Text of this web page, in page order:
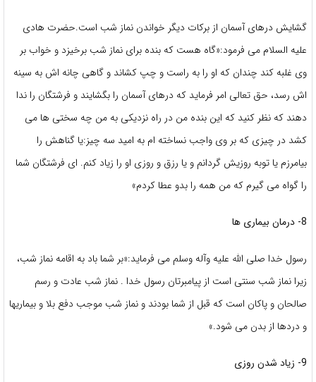
گشایش درهای آسمان از برکات دیگر خواندن نماز شب است.حضرت هادی
علیه السلام می فرمود:«گاه هست که بنده برای نماز شب برخیزد و خواب بر
وی غلبه کند چندان که او را به راست و چپ کشاند و گاهی چانه اش به سینه
اش رسد، حق تعالی امر فرماید که درهای آسمان را بگشایند و فرشتگان را ندا
دهند که نظر کنید که این بنده من در راه نزدیکی به من چه سختی ها می
کشد در چیزی که بر وی واجب نساخته ام به امید سه چیز:یا گناهش را
بیامرزم یا توبه روزیش گردانم و یا رزق و روزی او را زیاد کنم. ای فرشتگان شما
را گواه می گیرم که من همه را بدو عطا کردم»
8- درمان بیماری ها
رسول خدا صلی الله علیه وآله وسلم می فرماید:«بر شما باد به اقامه نماز شب،
زیرا نماز شب سنتی است از پیامبرتان رسول خدا . نماز شب عادت و رسم
صالحان و پاکان است که قبل از شما بودند و نماز شب موجب دفع بلا و بیماریها
و دردها از بدن می شود.»
9- زیاد شدن روزی